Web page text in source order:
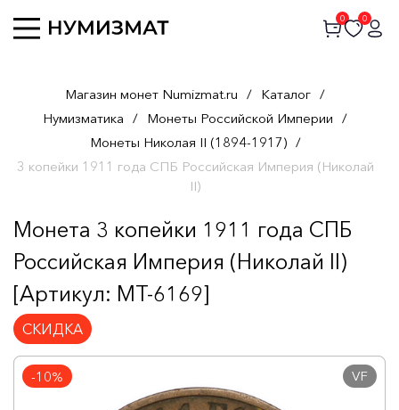
0 0
Магазин монет Numizmat.ru / Каталог /
Нумизматика / Монеты Российской Империи /
Монеты Николая II (1894-1917) /
3 копейки 1911 года СПБ Российская Империя (Николай
II)
Монета 3 копейки 1911 года СПБ
Российская Империя (Николай II)
[Артикул: MT-6169]
СКИДКА
-10% VF